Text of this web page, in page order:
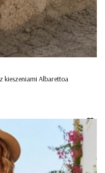
kieszeniami Albarettoa